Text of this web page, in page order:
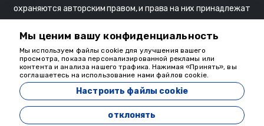
охраняются авторским правом, и права на них принадлежат
изображений на этом сайте осуществляется в целях
продвижения произведений и не означает одобрение со
стороны художника. Несанкционированное использование
запрещено и может повлечь за собой начало судебного
разбирательства.
Мы ценим вашу конфиденциальность
Мы используем файлы cookie для улучшения вашего
просмотра, показа персонализированной рекламы или
контента и анализа нашего трафика. Нажимая «Принять», вы
соглашаетесь на использование нами файлов cookie.
Настроить файлы cookie
отклонять